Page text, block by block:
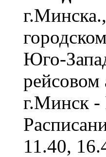
Юго-
рейсовом
г.Минск -
11.40,